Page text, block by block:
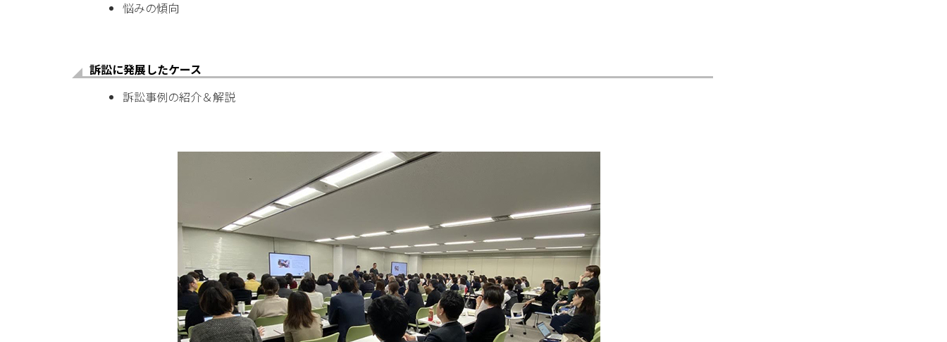
悩みの傾向
訴訟に発展したケース
訴訟事例の紹介＆解説